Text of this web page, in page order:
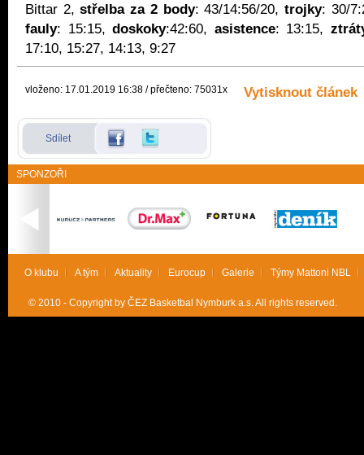
Bittar 2,střelba za 2 body: 43/14:56/20, trojky: 30/
fauly: 15:15,doskoky:42:60, asistence: 13:15,
17:10, 15:27, 14:13, 9:27
vloženo: 17.01.2019 16:38 / přečteno: 75031x Vytisknout článek
Sdílet
SPONZOŘI
O klubu A tým Aktuality Eurocup Galerie Týmy Mattoni NBL
© 2010 - Copyright by ČEZ Basketbal Nymburk a.s. All rights reserved.